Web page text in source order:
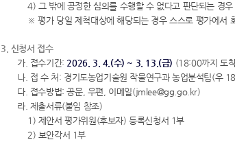
4) 그 밖에 공정한 심의를 수행할 수 없다고 판단되는 경우
※ 평가 당일 제척대상에 해당되는 경우 스스로 평가에서
3. 신청서 접수
가. 접수기간: 2026. 3. 4.(수) ~ 3. 13.(금) (18:00까지 도
나. 접 수 처: 경기도농업기술원 작물연구과 농업분석팀(우
다. 접수방법: 공문, 우편, 이메일(jmlee@gg.go.kr)
라. 제출서류(붙임 참조)
1) 제안서 평가위원(후보자) 등록신청서 1부
2) 보안각서 1부